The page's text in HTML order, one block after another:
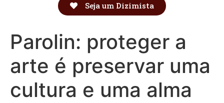
Seja um Dizimista
Parolin: proteger a
arte é preservar uma
cultura e uma alma